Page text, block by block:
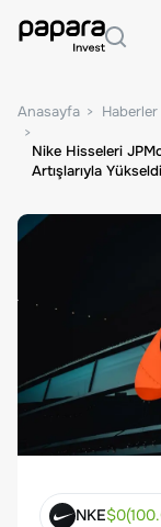
Anasayfa Haberler
Nike Hisseleri
Artışlarıyla Yükseldi
NKE$0(